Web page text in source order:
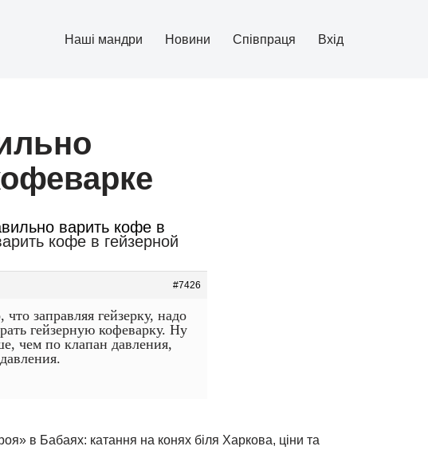
Наші мандри Новини Співпраця Вхід
варить кофе в
кофе в гейзерной
#7426
заправляя гейзерку, надо
гейзерную кофеварку. Ну
чем по клапан давления,
в Бабаях: катання на конях біля Харкова, ціни та